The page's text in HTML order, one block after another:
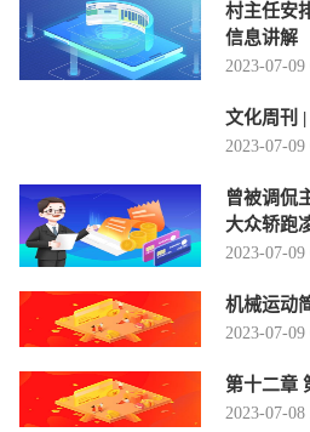
村主任安
信息讲解
2023-07-09
文化周刊
2023-07-09
曾被调侃
大众轿跑
2023-07-09
机械运动
2023-07-09
第十二章
2023-07-08